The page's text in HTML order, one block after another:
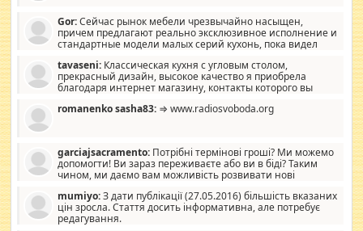
Gor:Сейчас рынок мебели чрезвычайно насыщен,
причем предлагают реально эксклюзивное исполнение и
стандартные модели малых серий кухонь, пока видел
стандартные формы, в MebelOk, креативненько и что главное -
со вкусом все в порядке, без ненужных наворотов удорожающих
мебель, а это не последний фактор.
tavaseni: Классическая кухня с угловым столом,
прекрасный дизайн, высокое качество я приобрела
благодаря интернет магазину, контакты которого вы
romanenko sasha83: ⇒ www.radiosvoboda.org
garciajsacramento: Потрібні термінові гроші? Ми можемо
допомогти! Ви зараз переживаєте або ви в біді? Таким
чином, ми даємо вам можливість розвивати нові
допомагати людям, які намагаються дати їм шанс. Кожен
заслуговує на другий шанс, і, оскільки влада не зможе, вони
повинні приймати від інших. Для нас нема багато суми, і зрілість
mumiyo:З дати публікації (27.05.2016) більшість вказаних
цін зросла. Стаття досить інформативна, але потребує
редагування.